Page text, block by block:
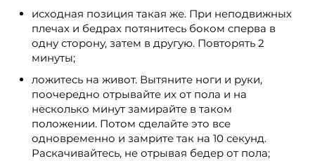
исходная позиция такая же. При неподвижных
плечах и бедрах потянитесь боком сперва в
одну сторону, затем в другую. Повторять 2
минуты;
ложитесь на живот. Вытяните ноги и руки,
поочередно отрывайте их от пола и на
несколько минут замирайте в таком
положении. Потом сделайте это все
одновременно и замрите так на 10 секунд.
Раскачивайтесь, не отрывая бедер от пола;